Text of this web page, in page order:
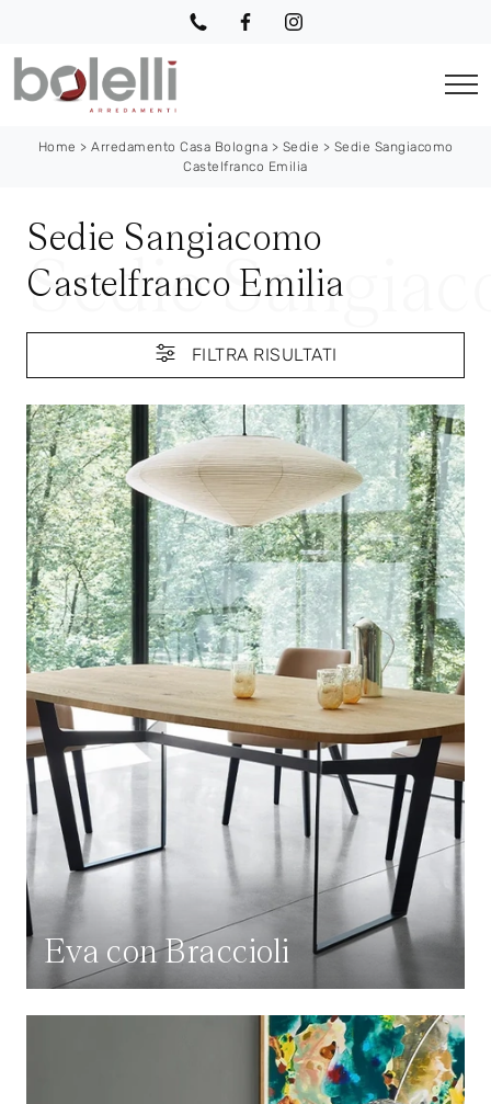
Home > Arredamento Casa Bologna > Sedie > Sedie Sangiacomo
Castelfranco Emilia
Sedie Sangiacomo
Castelfranco Emilia
FILTRA RISULTATI
Eva con Braccioli